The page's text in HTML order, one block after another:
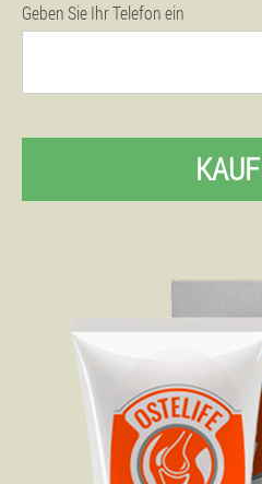
Geben Sie Ihr Telefon ein